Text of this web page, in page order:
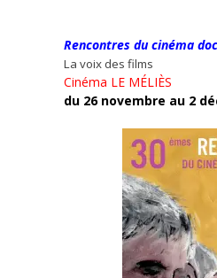
Rencontres du cinéma
La voix des films
Cinéma LE MÉLIÈS
du 26 novembre au 2